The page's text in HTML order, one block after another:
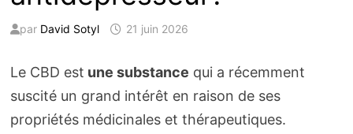
par David Sotyl 21 juin 2026
Le CBD est une substance qui a récemment
suscité un grand intérêt en raison de ses
propriétés médicinales et thérapeutiques.